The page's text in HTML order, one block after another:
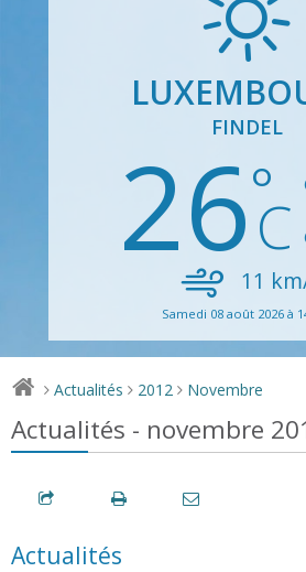
FINDEL
2611
Samedi 08 août 2026 à
> Actualités > 2012 > Novembre
Actualités - novembre
Actualités